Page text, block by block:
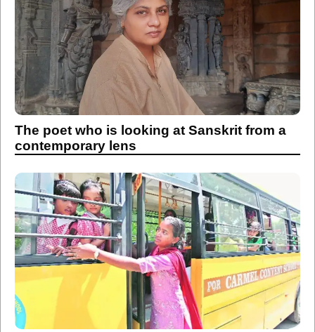
The poet who is looking at Sanskrit from a
contemporary lens